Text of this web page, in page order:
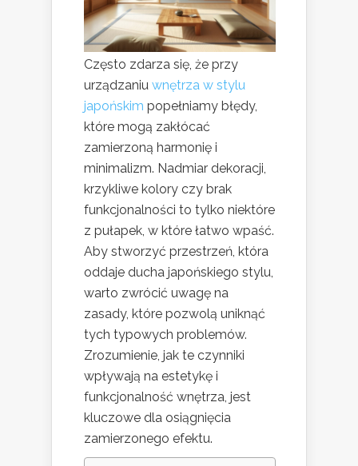
Często zdarza się, że przy
urządzaniu wnętrza w stylu
japońskim popełniamy błędy,
które mogą zakłócać
zamierzoną harmonię i
minimalizm. Nadmiar dekoracji,
krzykliwe kolory czy brak
funkcjonalności to tylko niektóre
z pułapek, w które łatwo wpaść.
Aby stworzyć przestrzeń, która
oddaje ducha japońskiego stylu,
warto zwrócić uwagę na
zasady, które pozwolą uniknąć
tych typowych problemów.
Zrozumienie, jak te czynniki
wpływają na estetykę i
funkcjonalność wnętrza, jest
kluczowe dla osiągnięcia
zamierzonego efektu.